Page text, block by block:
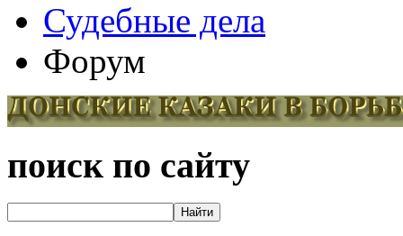
Судебные дела
Форум
поиск по сайту